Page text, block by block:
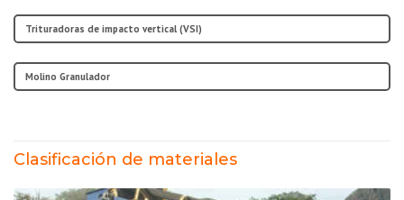
Trituradoras de impacto vertical (VSI)
Molino Granulador
Clasificación de materiales